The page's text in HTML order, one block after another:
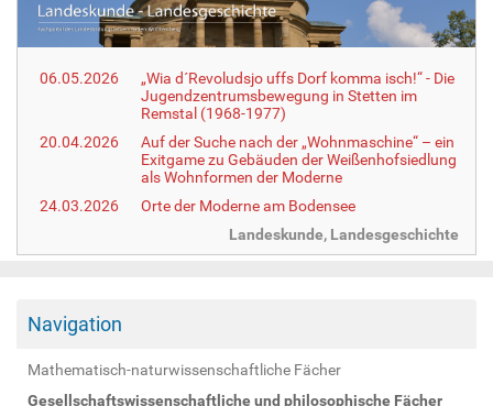
:
06.05.2026
„Wia d´Revoludsjo uffs Dorf komma isch!“ - Die
Jugendzentrumsbewegung in Stetten im
Remstal (1968-1977)
20.04.2026
Auf der Suche nach der „Wohnmaschine“ – ein
Exitgame zu Gebäuden der Weißenhofsiedlung
als Wohnformen der Moderne
24.03.2026
Orte der Moderne am Bodensee
Landeskunde, Landesgeschichte
Navigation
Mathematisch-naturwissenschaftliche Fächer
Gesellschaftswissenschaftliche und philosophische Fächer